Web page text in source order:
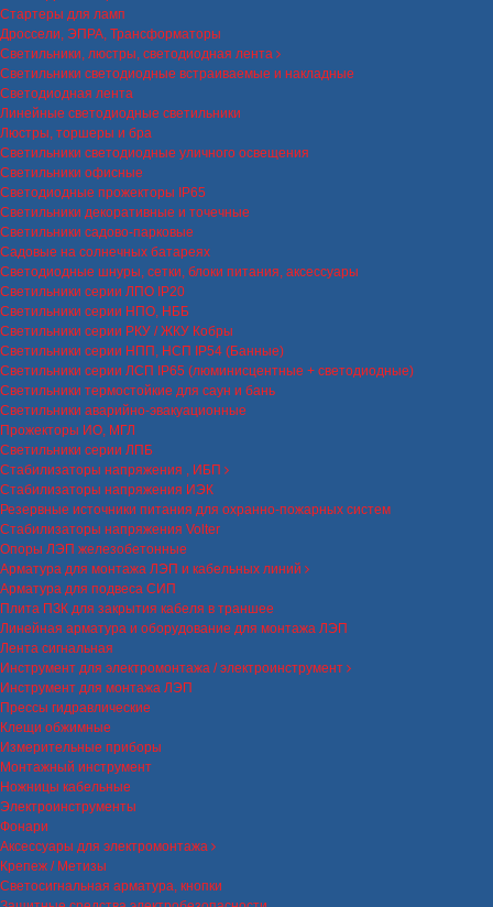
Стартеры для ламп
Дроссели, ЭПРА, Трансформаторы
Светильники, люстры, светодиодная лента
Светильники светодиодные встраиваемые и накладные
Светодиодная лента
Линейные светодиодные светильники
Люстры, торшеры и бра
Светильники светодиодные уличного освещения
Светильники офисные
Светодиодные прожекторы IP65
Светильники декоративные и точечные
Светильники садово-парковые
Садовые на солнечных батареях
Светодиодные шнуры, сетки, блоки питания, аксессуары
Светильники серии ЛПО IP20
Светильники серии НПО, НББ
Светильники серии РКУ / ЖКУ Кобры
Светильники серии НПП, НСП IP54 (Банные)
Светильники серии ЛСП IP65 (люминисцентные + светодиодные)
Светильники термостойкие для саун и бань
Светильники аварийно-эвакуационные
Прожекторы ИО, МГЛ
Светильники серии ЛПБ
Стабилизаторы напряжения , ИБП
Стабилизаторы напряжения ИЭК
Резервные источники питания для охранно-пожарных систем
Стабилизаторы напряжения Volter
Опоры ЛЭП железобетонные
Арматура для монтажа ЛЭП и кабельных линий
Арматура для подвеса СИП
Плита ПЗК для закрытия кабеля в траншее
Линейная арматура и оборудование для монтажа ЛЭП
Лента сигнальная
Инструмент для электромонтажа / электроинструмент
Инструмент для монтажа ЛЭП
Прессы гидравлические
Клещи обжимные
Измерительные приборы
Монтажный инструмент
Ножницы кабельные
Электроинструменты
Фонари
Аксессуары для электромонтажа
Крепеж / Метизы
Светосигнальная арматура, кнопки